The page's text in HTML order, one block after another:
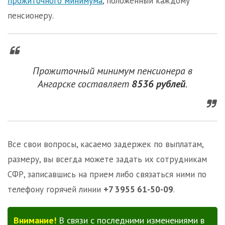
пенсионеру.
Прожиточный минимум пенсионера в
Ангарске составляет 8536 рублей.
Все свои вопросы, касаемо задержек по выплатам,
размеру, вы всегда можете задать их сотрудникам
СФР, записавшись на прием либо связаться ними по
телефону горячей линии +7 3955 61-50-09.
Внимание! В связи с последними изменениями в